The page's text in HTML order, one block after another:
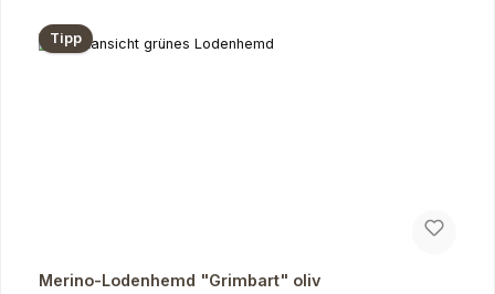
Tipp
Merino-Lodenhemd "Grimbart" oliv